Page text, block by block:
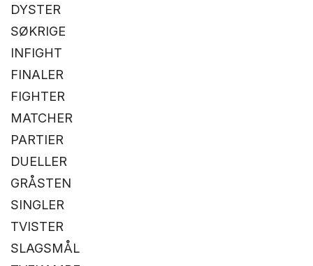
DYSTER
SØKRIGE
INFIGHT
FINALER
FIGHTER
MATCHER
PARTIER
DUELLER
GRÅSTEN
SINGLER
TVISTER
SLAGSMÅL